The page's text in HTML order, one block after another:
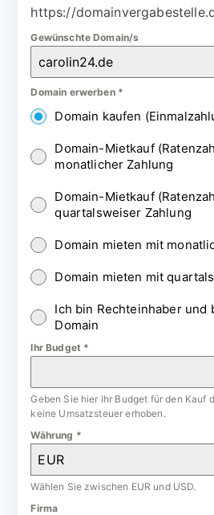
https://
Gewünschte Domain/s
Domain erwerben *
Domain kaufen
Domain-Mietkauf
monatlicher Zahlung
Domain-Mietkauf
quartalsweiser Zahlung
Domain mieten mit
Domain mieten mit
Ich bin Rechteinhaber und
Domain
Ihr Budget *
Geben Sie hier Ihr Budget für den Kauf
keine Umsatzsteuer erhoben.
Währung *
EUR
Wählen Sie zwischen EUR und USD.
Firma